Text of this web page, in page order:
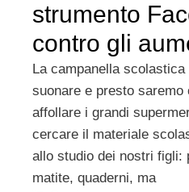
strumento
contro gli
La campanella
suonare e presto saremo
affollare i grandi
cercare il materiale
allo studio dei nostri figli:
matite, quaderni, ma